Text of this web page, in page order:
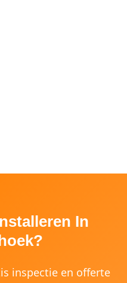
In
inspectie en offerte